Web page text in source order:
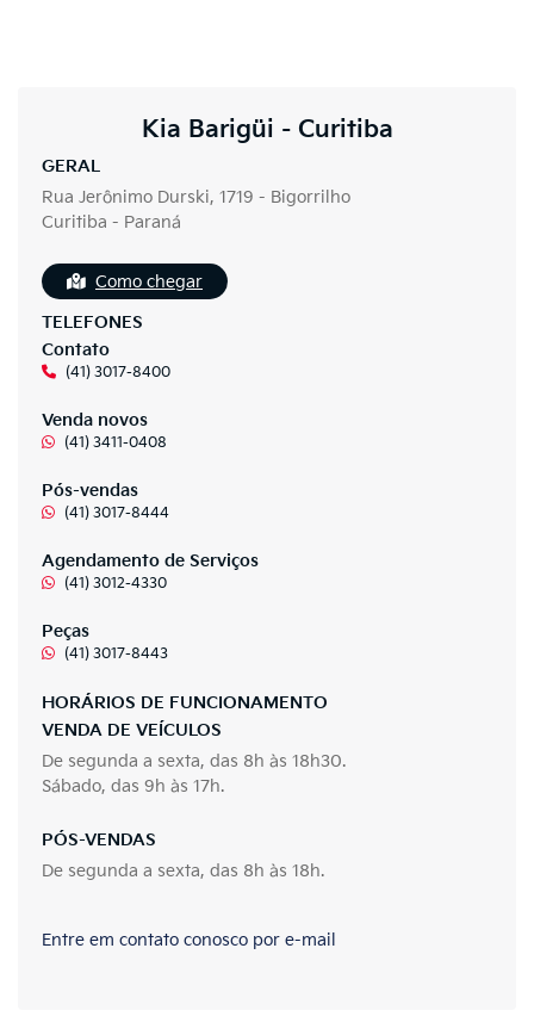
Kia Barigüi - Curitiba
GERAL
Rua Jerônimo Durski, 1719 - Bigorrilho
Curitiba - Paraná
Como chegar
TELEFONES
Contato
(41) 3017-8400
Venda novos
(41) 3411-0408
Pós-vendas
(41) 3017-8444
Agendamento de Serviços
(41) 3012-4330
Peças
(41) 3017-8443
HORÁRIOS DE FUNCIONAMENTO
VENDA DE VEÍCULOS
De segunda a sexta, das 8h às 18h30.
Sábado, das 9h às 17h.
PÓS-VENDAS
De segunda a sexta, das 8h às 18h.
Entre em contato conosco por e-mail